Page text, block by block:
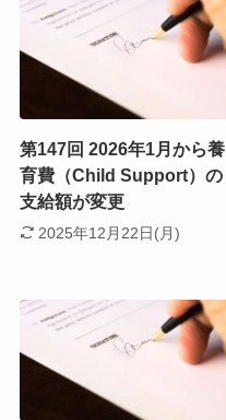
第147回 2026年1月から養
育費（Child Support）の
支給額が変更
2025年12月22日(月)